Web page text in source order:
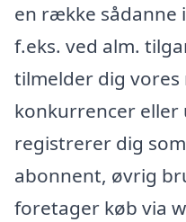
en række sådanne
f.eks. ved alm.
tilmelder dig
konkurrencer eller
registrerer dig
abonnent, øvrig
foretager køb via